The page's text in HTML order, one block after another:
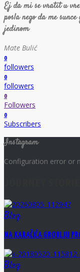
Ej da mi se vratit u
posla nego da me
jedinom
Mate Bulić
0
followers
0
followers
0
Followers
0
Subscribers
Instagram
Configuration error or
Blog
NA KARAČIĆA GROBLJU
Blog